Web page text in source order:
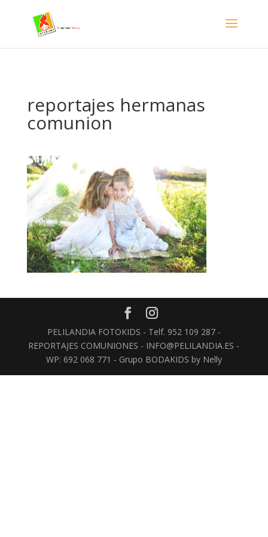
reportajes hermanas
comunion
PELILANDIA FOTOKIDS - Telf. 952 109 287 -
REPORTAJES COMUNIONES - INFO@PELILANDIA.ES -
WP: 692 068 771 - Grupo BODAKIDS by Nelly